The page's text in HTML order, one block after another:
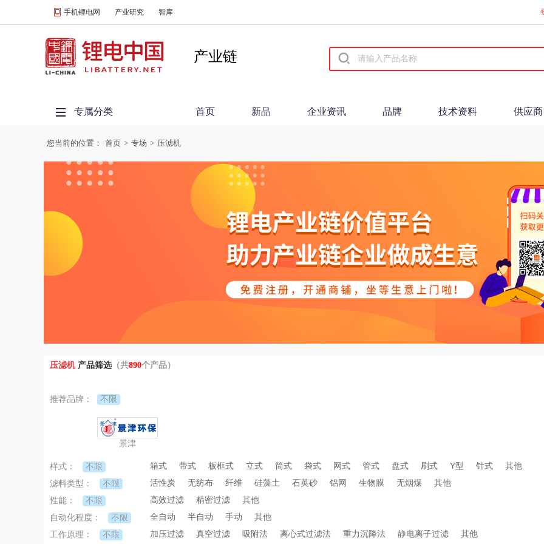
手机锂电网 产业研究 智库
产业链
专属分类 首页 新品 企业资讯 品牌 技术资料 供应商
您当前的位置： 首页 > 专场 > 压滤机
压滤机 产品筛选（共890个产品）
推荐品牌： 不限
景津
样式： 不限 箱式 带式 板框式 立式 筒式 袋式 网式 管式 盘式 刷式 Y型 针式 其他
滤料类型： 不限 活性炭 无纺布 纤维 硅藻土 石英砂 铝网 生物膜 无烟煤 其他
性能： 不限 高效过滤 精密过滤 其他
自动化程度： 不限 全自动 半自动 手动 其他
工作原理： 不限 加压过滤 真空过滤 吸附法 离心式过滤法 重力沉降法 静电离子过滤 其他